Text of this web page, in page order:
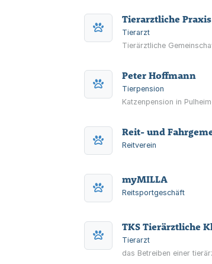
Tierarztliche
Tierarzt
Tierärztliche
Peter Hoffmann
Tierpension
Katzenpension in
Reit- und
Reitverein
myMILLA
Reitsportgeschäft
TKS Tierärztliche
Tierarzt
das Betreiben einer